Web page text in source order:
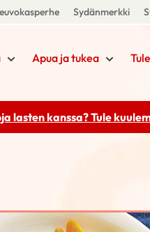
Sydänmerkki
Apua ja tukea
lasten kanssa? Tule